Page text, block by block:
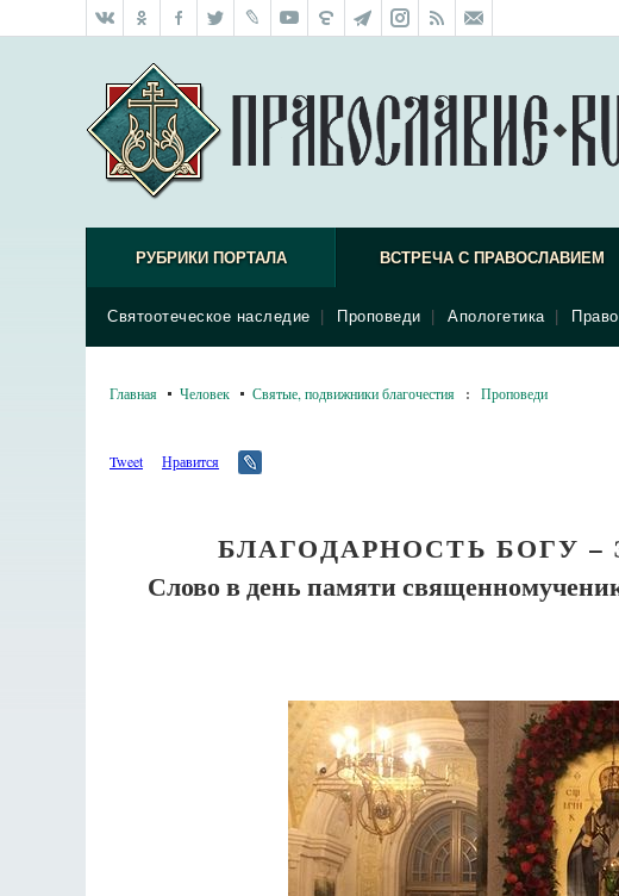
РУБРИКИ ПОРТАЛА ВСТРЕЧА С ПРАВОСЛАВИЕМ
Святоотеческое наследие Проповеди Апологетика
Главная Человек Святые, подвижники благочестия : Проповеди
Tweet Нравится
БЛАГОДАРНОСТЬ БОГУ
Слово в день памяти